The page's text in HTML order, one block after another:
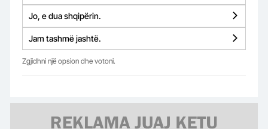
Jo, e dua shqipërin.
Jam tashmë jashtë.
Zgjidhni një opsion dhe votoni.